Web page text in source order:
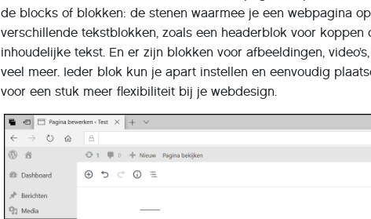
de blocks of blokken: de stenen waarmee je een webpagina
verschillende tekstblokken, zoals een headerblok voor koppen
inhoudelijke tekst. En er zijn blokken voor afbeeldingen,
veel meer. Ieder blok kun je apart instellen en eenvoudig
voor een stuk meer flexibiliteit bij je webdesign.